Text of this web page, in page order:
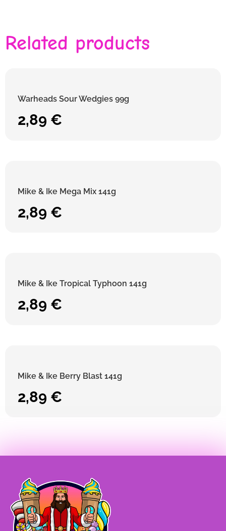
Related products
Warheads Sour Wedgies 99g
2,89 €
Mike & Ike Mega Mix 141g
2,89 €
Mike & Ike Tropical Typhoon 141g
2,89 €
Mike & Ike Berry Blast 141g
2,89 €